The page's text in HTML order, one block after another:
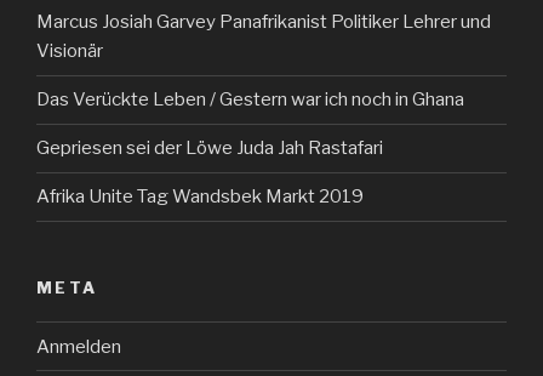
Marcus Josiah Garvey Panafrikanist Politiker Lehrer und
Visionär
Das Verückte Leben / Gestern war ich noch in Ghana
Gepriesen sei der Löwe Juda Jah Rastafari
Afrika Unite Tag Wandsbek Markt 2019
META
Anmelden